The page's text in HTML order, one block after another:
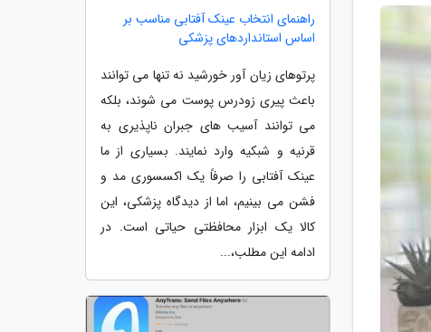
راهنمای انتخاب عینک آفتابی مناسب بر
اساس استانداردهای پزشکی
پرتوهای زیان آور خورشید نه تنها می توانند
باعث پیری زودرس پوست می شوند، بلکه
می توانند آسیب های جبران ناپذیری به
قرنیه و شبکیه وارد نمایند. بسیاری از ما
عینک آفتابی را صرفاً یک اکسسوری مد و
فشن می بینیم، اما از دیدگاه پزشکی، این
کالا یک ابزار محافظتی حیاتی است. در
ادامه این مطلب،...